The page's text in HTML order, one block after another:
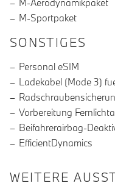
M-Aerodynamikpaket
M-Sportpaket
SONSTIGES
Personal eSIM
Ladekabel (Mode 3)
Vorbereitung
Beifahrerairbag-
EfficientDynamics
WEITERE